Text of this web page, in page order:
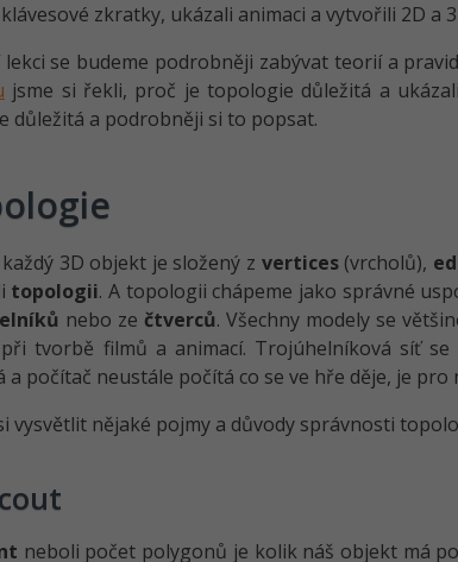
zkratky, ukázali animaci a vytvořili 2D a
lekci se budeme podrobněji zabývat teorií a
jsme si řekli, proč je topologie důležitá a
důležitá a podrobněji si to popsat.
3D objekt je složený z vertices(vrcholů),
topologii. A topologii chápeme jako správné
nebo ze čtverců. Všechny modely se
tvorbě filmů a animací. Trojúhelníková síť
a počítač neustále počítá co se ve hře děje, je
vysvětlit nějaké pojmy a důvody správnosti
neboli počet polygonů je kolik náš objekt má